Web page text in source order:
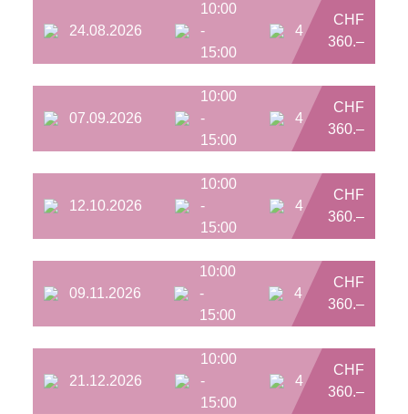
24.08.2026
10:00
-
15:00
4
CHF
360.–
07.09.2026
10:00
-
15:00
4
CHF
360.–
12.10.2026
10:00
-
15:00
4
CHF
360.–
09.11.2026
10:00
-
15:00
4
CHF
360.–
21.12.2026
10:00
-
15:00
4
CHF
360.–